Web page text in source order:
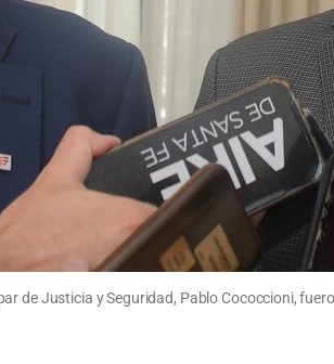
de Justicia y Seguridad, Pablo Cococcioni,